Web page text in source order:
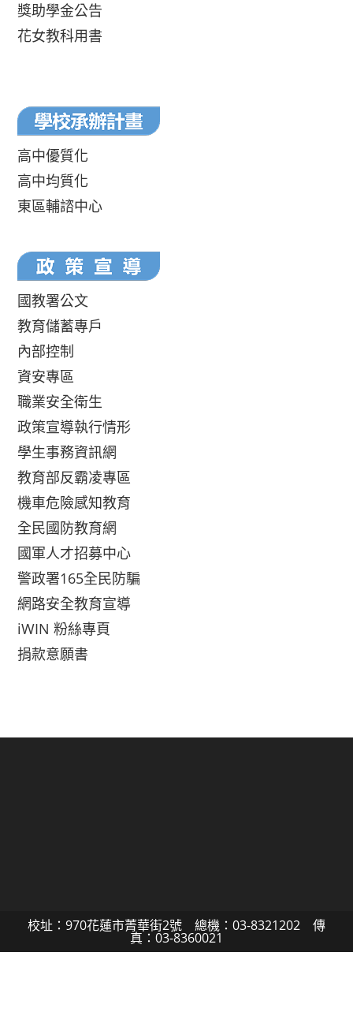
獎助學金公告
花女教科用書
高中優質化
高中均質化
東區輔諮中心
國教署公文
教育儲蓄專戶
內部控制
資安專區
職業安全衛生
政策宣導執行情形
學生事務資訊網
教育部反霸凌專區
機車危險感知教育
全民國防教育網
國軍人才招募中心
警政署165全民防騙
網路安全教育宣導
iWIN 粉絲專頁
捐款意願書
校址：970花蓮市菁華街2號 總機：03-8321202 傳
真：03-8360021